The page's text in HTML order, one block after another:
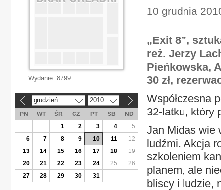
10 grudnia
„Exit 8”,
reż. Jerzy
Pieńkowska,
30 zł,
Współczesna
32-latku, który
Jan Midas wie
ludźmi. Akcja
szkoleniem
planem, ale
bliscy i ludzie,
Wydanie: 8799
grudzień 2010
PN WT ŚR CZ PT SB
ND
1
2 3 4
5
6
7 8 9 10 11
12
13
14 15 16 17 18
19
20
21 22 23 24 25
26
27
28 29 30 31